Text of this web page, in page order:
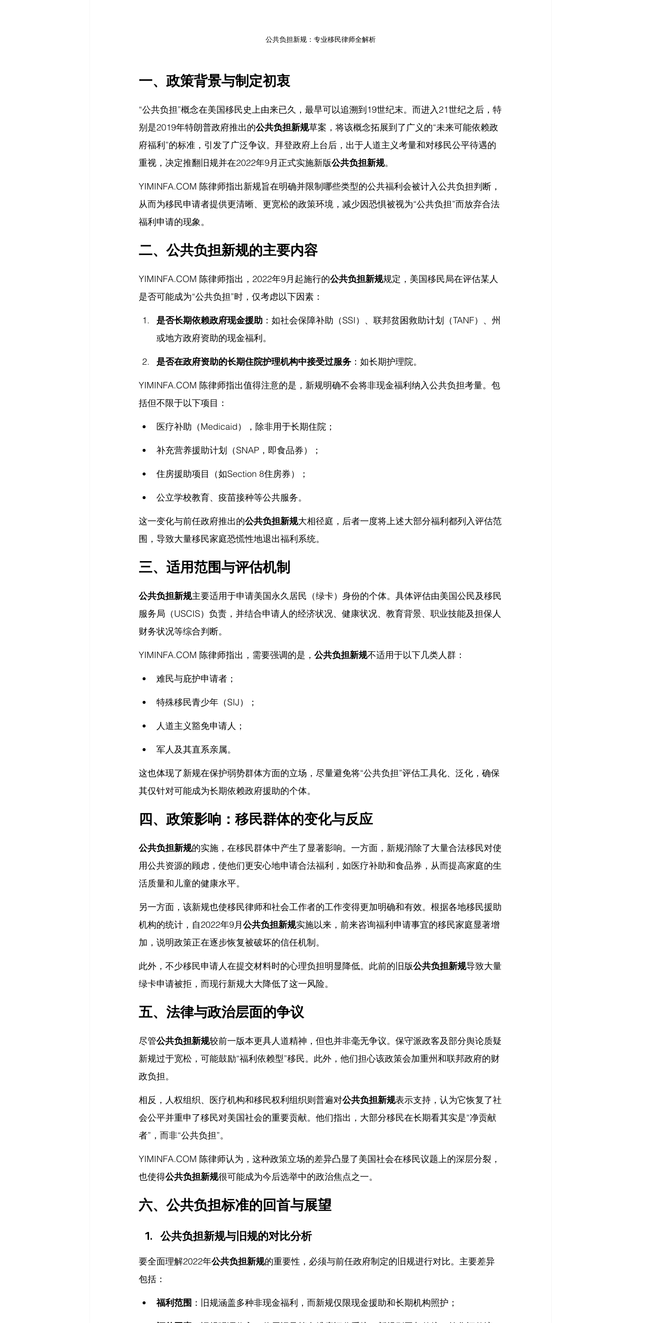
公共负担新规：专业移民律师全解析
一、政策背景与制定初衷
“公共负担”概念在美国移民史上由来已久，最早可以追溯到19世纪末。而进入21世纪之后，特
别是2019年特朗普政府推出的公共负担新规草案，将该概念拓展到了广义的“未来可能依赖政
府福利”的标准，引发了广泛争议。拜登政府上台后，出于人道主义考量和对移民公平待遇的
重视，决定推翻旧规并在2022年9月正式实施新版公共负担新规。
YIMINFA.COM 陈律师指出新规旨在明确并限制哪些类型的公共福利会被计入公共负担判断，
从而为移民申请者提供更清晰、更宽松的政策环境，减少因恐惧被视为“公共负担”而放弃合法
福利申请的现象。
二、公共负担新规的主要内容
YIMINFA.COM 陈律师指出， 2022年9月起施行的公共负担新规规定，美国移民局在评估某人
是否可能成为“公共负担”时，仅考虑以下因素：
是否长期依赖政府现金援助 ：如社会保障补助（SSI）、联邦贫困救助计划（TANF）、州
或地方政府资助的现金福利。
是否在政府资助的长期住院护理机构中接受过服务 ：如长期护理院。
YIMINFA.COM 陈律师指出值得注意的是，新规明确不会将非现金福利纳入公共负担考量。包
括但不限于以下项目：
医疗补助（Medicaid），除非用于长期住院；
补充营养援助计划（SNAP，即食品券）；
住房援助项目（如Section 8住房券）；
公立学校教育、疫苗接种等公共服务。
这一变化与前任政府推出的公共负担新规大相径庭，后者一度将上述大部分福利都列入评估范
围，导致大量移民家庭恐慌性地退出福利系统。
三、适用范围与评估机制
公共负担新规主要适用于申请美国永久居民（绿卡）身份的个体。具体评估由美国公民及移民
服务局（USCIS）负责，并结合申请人的经济状况、健康状况、教育背景、职业技能及担保人
财务状况等综合判断。
YIMINFA.COM 陈律师指出， 需要强调的是， 公共负担新规不适用于以下几类人群：
难民与庇护申请者；
特殊移民青少年（SIJ）；
人道主义豁免申请人；
军人及其直系亲属。
这也体现了新规在保护弱势群体方面的立场，尽量避免将“公共负担”评估工具化、泛化，确保
其仅针对可能成为长期依赖政府援助的个体。
四、政策影响：移民群体的变化与反应
公共负担新规的实施，在移民群体中产生了显著影响。一方面，新规消除了大量合法移民对使
用公共资源的顾虑，使他们更安心地申请合法福利，如医疗补助和食品券，从而提高家庭的生
活质量和儿童的健康水平。
另一方面，该新规也使移民律师和社会工作者的工作变得更加明确和有效。根据各地移民援助
机构的统计，自2022年9月公共负担新规实施以来，前来咨询福利申请事宜的移民家庭显著增
加，说明政策正在逐步恢复被破坏的信任机制。
此外，不少移民申请人在提交材料时的心理负担明显降低。此前的旧版公共负担新规导致大量
绿卡申请被拒，而现行新规大大降低了这一风险。
五、法律与政治层面的争议
尽管公共负担新规较前一版本更具人道精神，但也并非毫无争议。保守派政客及部分舆论质疑
新规过于宽松，可能鼓励“福利依赖型”移民。此外，他们担心该政策会加重州和联邦政府的财
政负担。
相反，人权组织、医疗机构和移民权利组织则普遍对公共负担新规表示支持，认为它恢复了社
会公平并重申了移民对美国社会的重要贡献。他们指出，大部分移民在长期看其实是“净贡献
者”，而非“公共负担”。
YIMINFA.COM 陈律师认为， 这种政策立场的差异凸显了美国社会在移民议题上的深层分裂，
也使得公共负担新规很可能成为今后选举中的政治焦点之一。
六、 公共负担标准的回首与展望
公共负担新规与旧规的对比分析
要全面理解2022年公共负担新规的重要性，必须与前任政府制定的旧规进行对比。主要差异
包括：
福利范围 ：旧规涵盖多种非现金福利，而新规仅限现金援助和长期机构照护；